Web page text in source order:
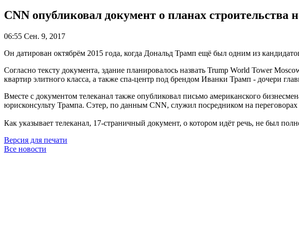
CNN опубликовал документ о планах строительства
06:55 Сен. 9, 2017
Он датирован октябрём 2015 года, когда Дональд Трамп ещё был одним из
Согласно тексту документа, здание планировалось назвать Trump World Tower
квартир элитного класса, а также спа-центр под брендом Иванки Трамп - дочери
Вместе с документом телеканал также опубликовал письмо американского
юрисконсульту Трампа. Сэтер, по данным CNN, служил посредником на
Как указывает телеканал, 17-страничный документ, о котором идёт речь, не был
Версия для печати
Все новости